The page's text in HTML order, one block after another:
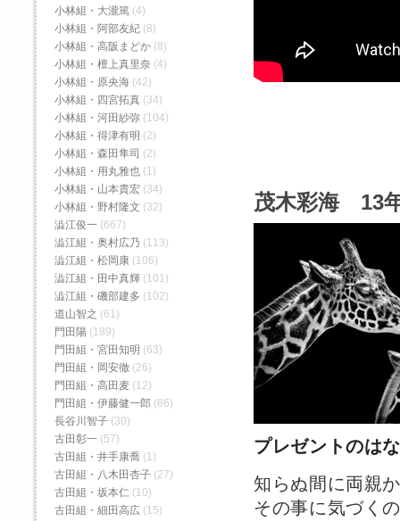
茂木彩海 13
プレゼントのは
知らぬ間に両親
その事に気づく
小林組・大瀧篤 (4)
小林組・阿部友紀 (8)
小林組・高阪まどか (8)
小林組・檀上真里奈 (4)
小林組・原央海 (42)
小林組・四宮拓真 (34)
小林組・河田紗弥 (104)
小林組・得津有明 (2)
小林組・森田隼司 (2)
小林組・用丸雅也 (1)
小林組・山本貴宏 (34)
小林組・野村隆文 (32)
澁江俊一 (667)
澁江組・奥村広乃 (113)
澁江組・松岡康 (106)
澁江組・田中真輝 (101)
澁江組・磯部建多 (102)
道山智之 (61)
門田陽 (189)
門田組・宮田知明 (63)
門田組・岡安徹 (26)
門田組・高田麦 (12)
門田組・伊藤健一郎 (86)
長谷川智子 (30)
古田彰一 (57)
古田組・井手康喬 (1)
古田組・八木田杏子 (27)
古田組・坂本仁 (10)
古田組・細田高広 (15)